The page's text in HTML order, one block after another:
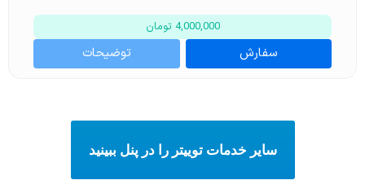
4,000,000 تومان
سفارش توضیحات
سایر خدمات توییتر را در پنل ببینید